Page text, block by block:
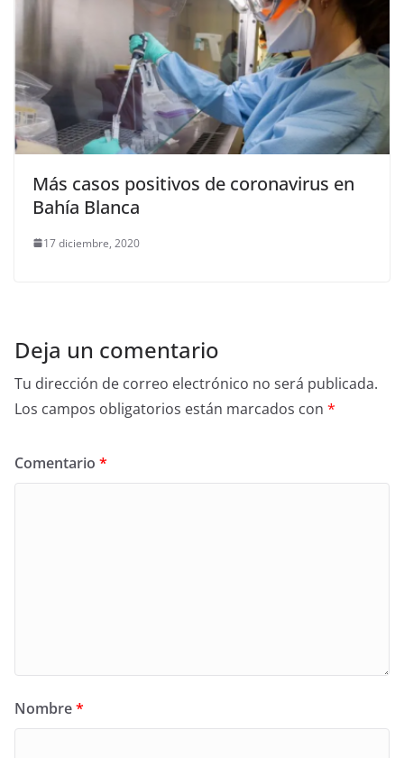
Más casos positivos de coronavirus en
Bahía Blanca
17 diciembre, 2020
Deja un comentario
Tu dirección de correo electrónico no será publicada.
Los campos obligatorios están marcados con *
Comentario *
Nombre*